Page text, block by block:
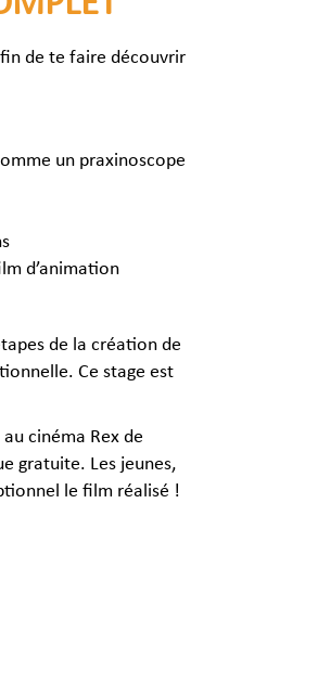
de te faire découvrir
un praxinoscope
d’animation
de la création de
Ce stage est
cinéma Rex de
gratuite. Les jeunes,
le film réalisé !